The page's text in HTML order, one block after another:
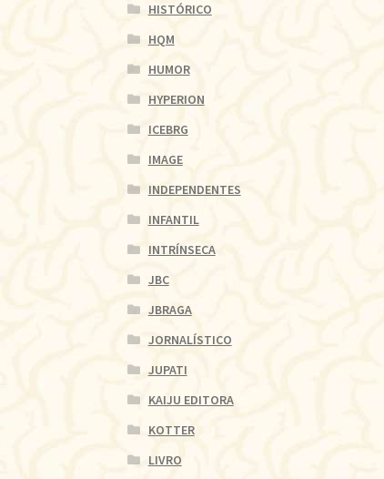
HISTÓRICO
HQM
HUMOR
HYPERION
ICEBRG
IMAGE
INDEPENDENTES
INFANTIL
INTRÍNSECA
JBC
JBRAGA
JORNALÍSTICO
JUPATI
KAIJU EDITORA
KOTTER
LIVRO